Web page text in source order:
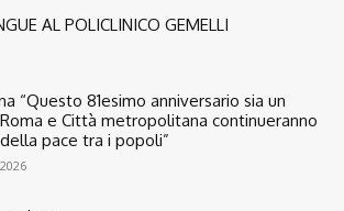
AL POLICLINICO GEMELLI
“Questo 81esimo anniversario sia un
e Città metropolitana continueranno
pace tra i popoli”